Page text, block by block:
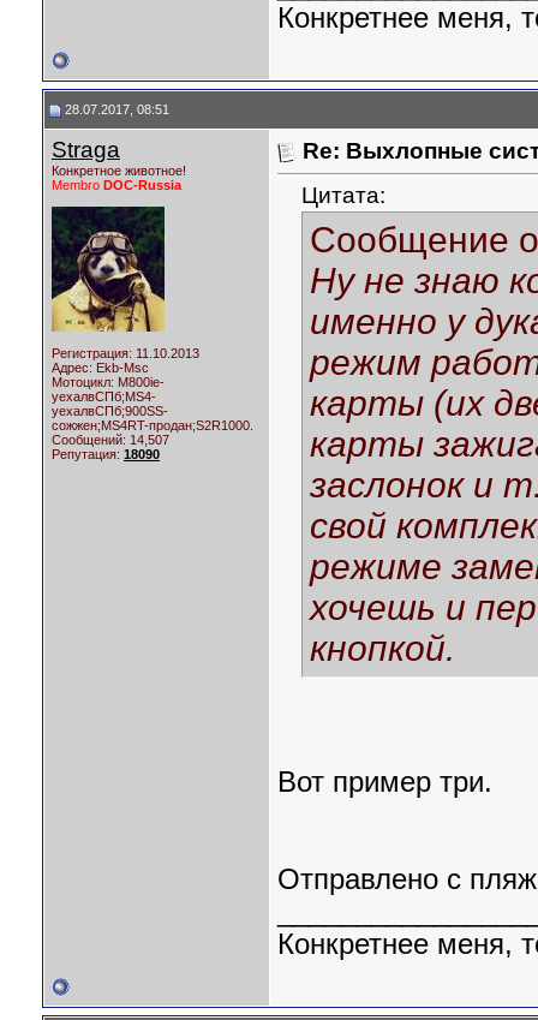
Конкретнее меня,
28.07.2017, 08:51
Straga
Конкретное животное!
Membro DOC-Russia
Регистрация: 11.10.2013
Адрес: Ekb-Msc
Мотоцикл: M800ie-
уехалвСПб;MS4-
уехалвСПб;900SS-
сожжен;MS4RT-продан;S2R1000.
Сообщений: 14,507
Репутация: 18090
Re: Выхлопные
Цитата:
Сообщение
Ну не знаю
именно у
режим
карты (их
карты
заслонок и
свой
режиме
хочешь и
кнопкой.
Вот пример три.
Отправлено с
Конкретнее меня,